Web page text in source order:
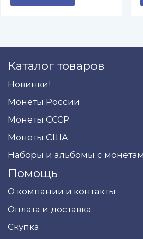
Каталог товаров
Новинки!
Монеты России
Монеты СССР
Монеты США
Наборы и альбомы с
Помощь
О компании и контакты
Оплата и доставка
Скупка